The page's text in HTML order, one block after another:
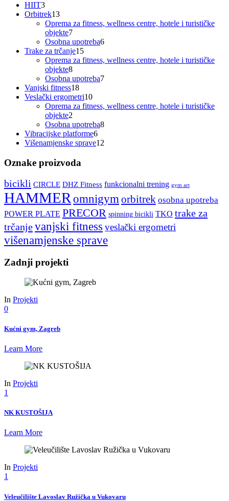
HIIT33
proizvoda
Orbitrek1313
proizvoda
Oprema za fitness, wellness centre, hotele i turističke
objekte77
proizvoda
Osobna upotreba66
Trake za trčanje1515
proizvoda
Oprema za fitness, wellness centre, hotele i turističke
objekte88
proizvoda
Osobna upotreba77
Vanjski fitness1818
proizvoda
Veslački ergometri1010
proizvoda
Oprema za fitness, wellness centre, hotele i turističke
objekte2
proizvoda
Osobna upotreba88
Vibracijske platforme66
proizvoda
Višenamjenske sprave12
Oznake proizvoda
bicikli CIRCLE DHZ Fitness funkcionalni trening gym art
HAMMERomnigymorbitrek osobna upotreba
POWER PLATE PRECOR spinning bicikli TKO trake za
trčanjevanjski fitness veslački ergometri
višenamjenske sprave
Zadnji projekti
In Projekti
0
Kućni gym, Zagreb
Learn More
In Projekti
1
NK KUSTOŠIJA
Learn More
In Projekti
1
Veleučilište Lavoslav Ružička u Vukovaru